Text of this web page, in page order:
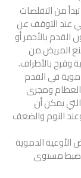
من التقلصات
عند التوقف عن
بالأحمر أو
المريض من
وقرح بالأطراف.
في القدم
العظام ومجرى
يمكن أن
النوم والضعف
الأوعية الدموية
وضبط مستوى